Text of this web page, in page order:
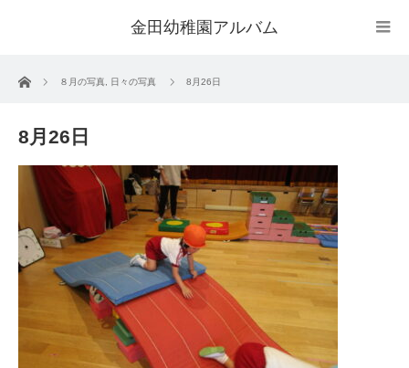
金田幼稚園アルバム
ホーム ８月の写真 日々の写真 8月26日
8月26日